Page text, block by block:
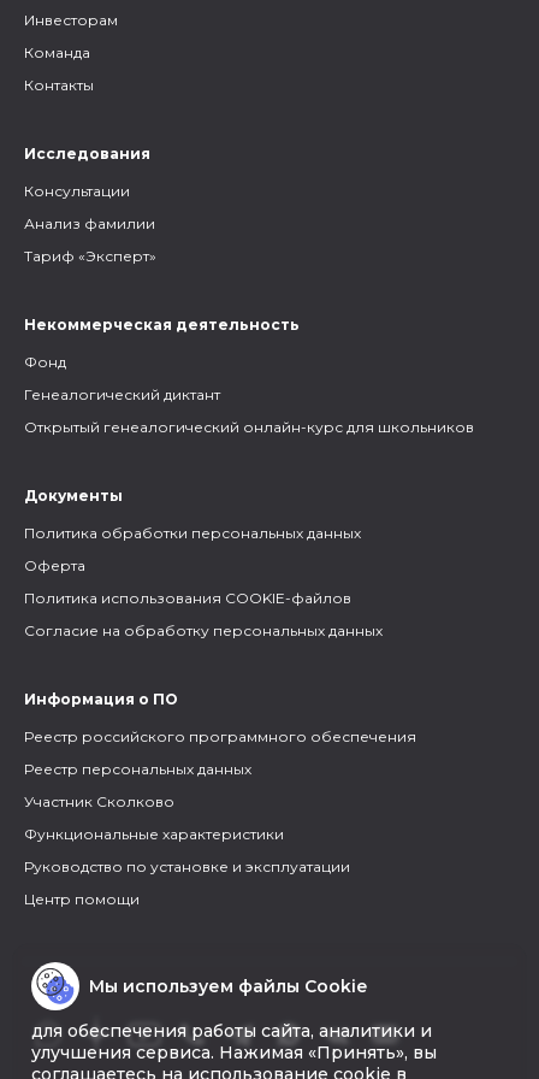
Инвесторам
Команда
Контакты
Исследования
Консультации
Анализ фамилии
Тариф «Эксперт»
Некоммерческая деятельность
Фонд
Генеалогический диктант
Открытый генеалогический онлайн-курс для школьников
Документы
Политика обработки персональных данных
Оферта
Политика использования COOKIE-файлов
Согласие на обработку персональных данных
Информация о ПО
Реестр российского программного обеспечения
Реестр персональных данных
Участник Сколково
Функциональные характеристики
Руководство по установке и эксплуатации
Центр помощи
Мы используем файлы Cookie
для обеспечения работы сайта, аналитики и
улучшения сервиса. Нажимая «Принять», вы
соглашаетесь на использование cookie в